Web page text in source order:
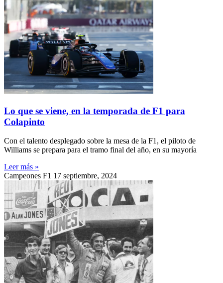
Lo que se viene, en la temporada de F1 para
Colapinto
Con el talento desplegado sobre la mesa de la F1, el piloto de
Williams se prepara para el tramo final del año, en su mayoría
Leer más »
Campeones F1 17 septiembre, 2024